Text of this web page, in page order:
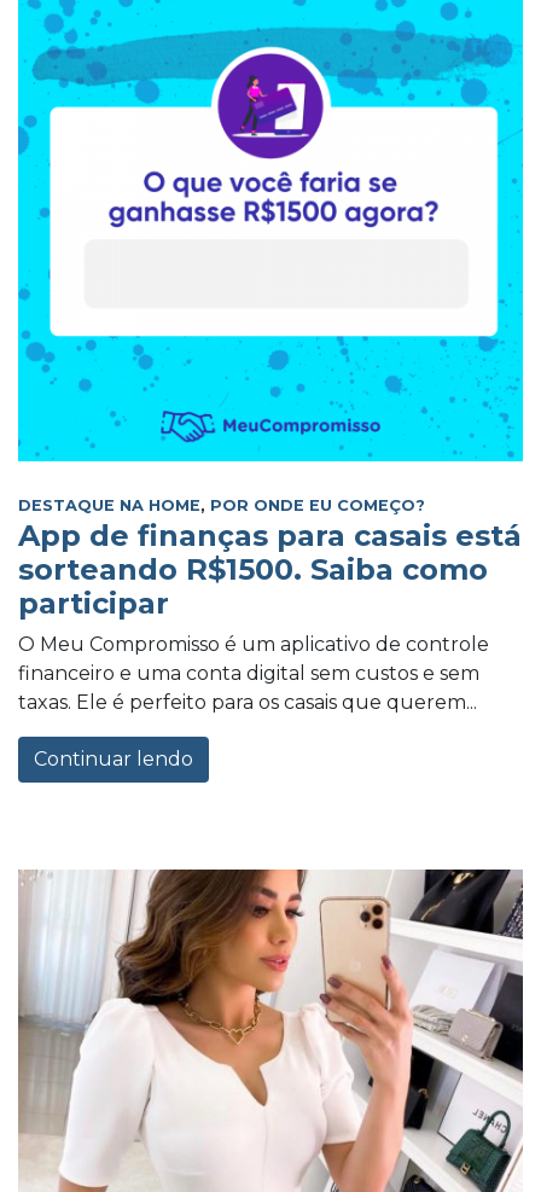
DESTAQUE NA HOME, POR ONDE EU COMEÇO?
App de finanças para casais está
sorteando R$1500. Saiba como
participar
O Meu Compromisso é um aplicativo de controle
financeiro e uma conta digital sem custos e sem
taxas. Ele é perfeito para os casais que querem...
Continuar lendo